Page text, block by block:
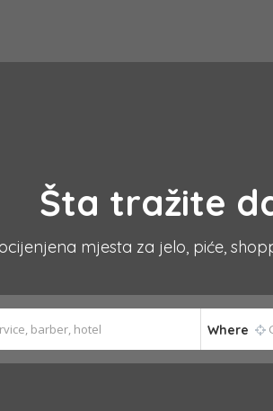
Šta tražite
mjesta za jelo, piće,
Where